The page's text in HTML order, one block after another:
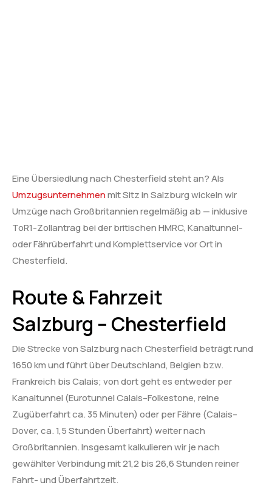
Eine Übersiedlung nach Chesterfield steht an? Als
Umzugsunternehmenmit Sitz in Salzburg wickeln wir
Umzüge nach Großbritannien regelmäßig ab — inklusive
ToR1-Zollantrag bei der britischen HMRC, Kanaltunnel-
oder Fährüberfahrt und Komplettservice vor Ort in
Chesterfield.
Route & Fahrzeit
Salzburg – Chesterfield
Die Strecke von Salzburg nach Chesterfield beträgt rund
1650 km und führt über Deutschland, Belgien bzw.
Frankreich bis Calais; von dort geht es entweder per
Kanaltunnel (Eurotunnel Calais–Folkestone, reine
Zugüberfahrt ca. 35 Minuten) oder per Fähre (Calais–
Dover, ca. 1,5 Stunden Überfahrt) weiter nach
Großbritannien. Insgesamt kalkulieren wir je nach
gewählter Verbindung mit 21,2 bis 26,6 Stunden reiner
Fahrt- und Überfahrtzeit.